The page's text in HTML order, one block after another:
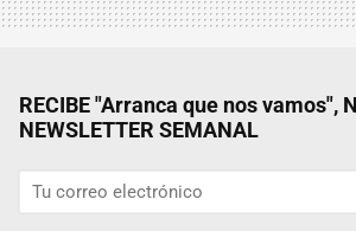
RECIBE "Arranca que nos vamos",
NEWSLETTER SEMANAL